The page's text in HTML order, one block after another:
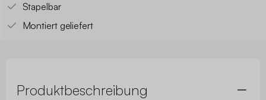
Stapelbar
Montiert geliefert
Produktbeschreibung